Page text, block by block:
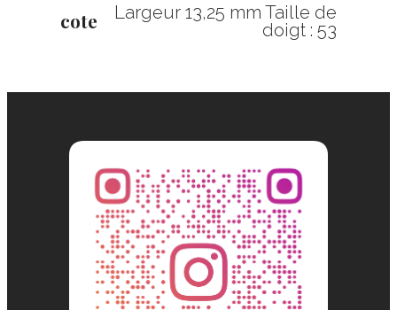
cote
Largeur 13,25 mm Taille de
doigt : 53